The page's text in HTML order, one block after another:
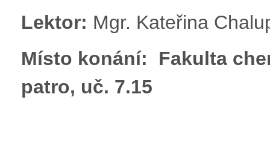
Lektor: Mgr. Kateřina
Místo konání: Fakulta
patro, uč. 7.15